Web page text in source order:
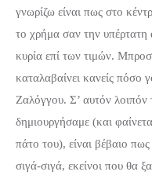
γνωρίζω είναι πως στο
το χρήμα σαν την υπέρτατη
κυρία επί των τιμών.
καταλαβαίνει κανείς πόσο
Ζαλόγγου. Σ’ αυτόν
δημιουργήσαμε (και
πάτο του), είναι βέβαιο
σιγά-σιγά, εκείνοι που θα